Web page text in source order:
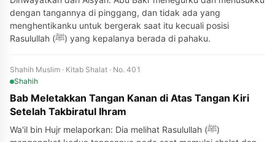
dengan tangannya di pinggang, dan tidak ada yang
menghentikanku untuk bergerak saat itu kecuali posisi
Rasulullah (ﷺ) yang kepalanya berada di pahaku.
Shahih Muslim · Kitab Shalat · No. 401
Shahih
Bab Meletakkan Tangan Kanan di Atas Tangan Kiri
Setelah Takbiratul Ihram
Wa'il bin Hujr melaporkan: Dia melihat Rasulullah (ﷺ)